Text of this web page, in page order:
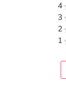
4
3
2
1